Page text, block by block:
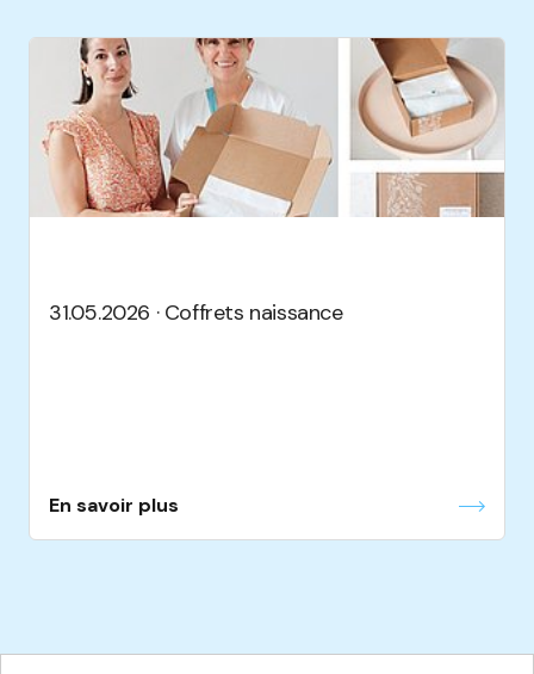
31.05.2026 · Coffrets naissance
En savoir plus